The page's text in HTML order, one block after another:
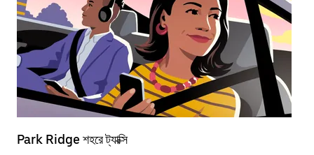
Park Ridge শহরে ট্যাক্সি